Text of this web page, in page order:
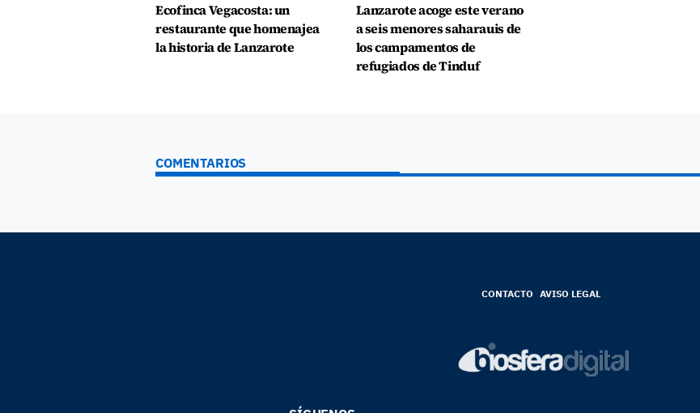
Ecofinca Vegacosta: un
restaurante que homenajea
la historia de Lanzarote
Lanzarote acoge este verano
a seis menores saharauis de
los campamentos de
refugiados de Tinduf
COMENTARIOS
CONTACTO AVISO LEGAL